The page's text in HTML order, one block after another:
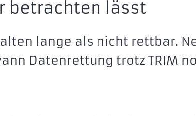
betrachten lässt
lange als nicht rettbar.
Datenrettung trotz TRIM